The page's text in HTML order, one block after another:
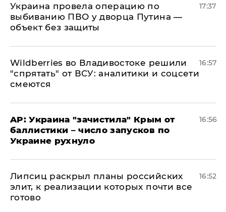
Украина провела операцию по
выбиванию ПВО у дворца Путина —
объект без защиты
17:37
Wildberries во Владивостоке решили
"спрятать" от ВСУ: аналитики и соцсети
смеются
16:57
AP: Украина "зачистила" Крым от
баллистики – число запусков по
Украине рухнуло
16:56
Липсиц раскрыл планы российских
элит, к реализации которых почти все
готово
16:52